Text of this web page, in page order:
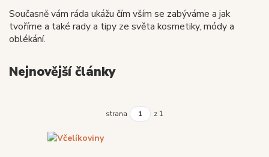
Současně vám ráda ukážu čím vším se zabýváme a jak
tvoříme a také rady a tipy ze světa kosmetiky, módy a
oblékání.
Nejnovější články
strana z 1